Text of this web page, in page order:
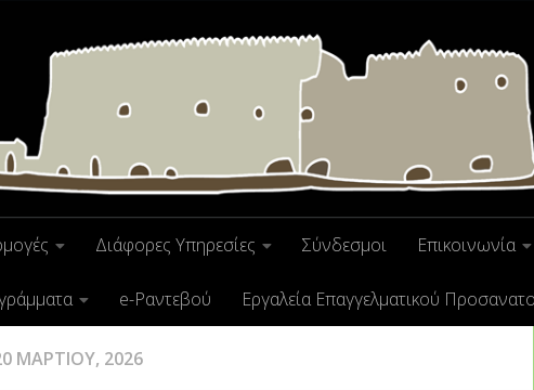
Διάφορες Υπηρεσίες Σύνδεσμοι Επικοινωνία
e-Ραντεβού Εργαλεία Επαγγελματικού
ΜΑΡΤΊΟΥ, 2026